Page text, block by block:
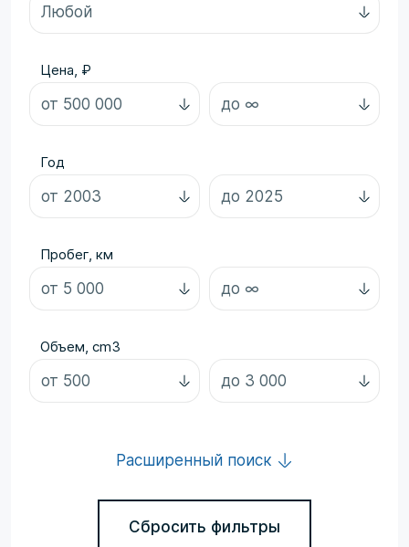
Цена, ₽
Год
Пробег, км
Объем, cm3
Расширенный поиск
Сбросить фильтры